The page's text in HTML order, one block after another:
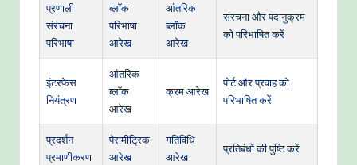
प्रणाली
संरचना
परिभाषा
ब्लॉक
परिभाषा
आरेख
आंतरिक
ब्लॉक
आरेख
संरचना और पदानुक्रम
को परिभाषित करें
इंटरफेस
नियंत्रण
आंतरिक
ब्लॉक
आरेख
क्रम आरेख
पोर्ट और प्रवाह को
परिभाषित करें
प्रदर्शन
प्रमाणीकरण
पैरामीट्रिक
आरेख
गतिविधि
आरेख
प्रतिबंधों की पुष्टि करें